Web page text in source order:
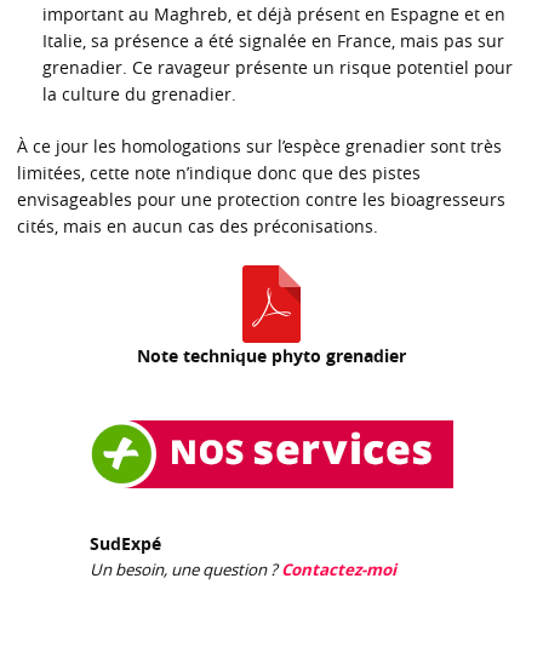
important au Maghreb, et déjà présent en Espagne et en
Italie, sa présence a été signalée en France, mais pas sur
grenadier. Ce ravageur présente un risque potentiel pour
la culture du grenadier.
À ce jour les homologations sur l’espèce grenadier sont très
limitées, cette note n’indique donc que des pistes
envisageables pour une protection contre les bioagresseurs
cités, mais en aucun cas des préconisations.
Note technique phyto grenadier
SudExpé
Un besoin, une question ?Contactez-moi